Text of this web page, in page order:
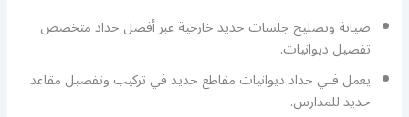
صيانة وتصليح جلسات حديد خارجية عبر أفضل حداد متخصص
تفصيل ديوانيات.
يعمل فني حداد ديوانيات مقاطع حديد في تركيب وتفصيل مقاعد
حديد للمدارس.